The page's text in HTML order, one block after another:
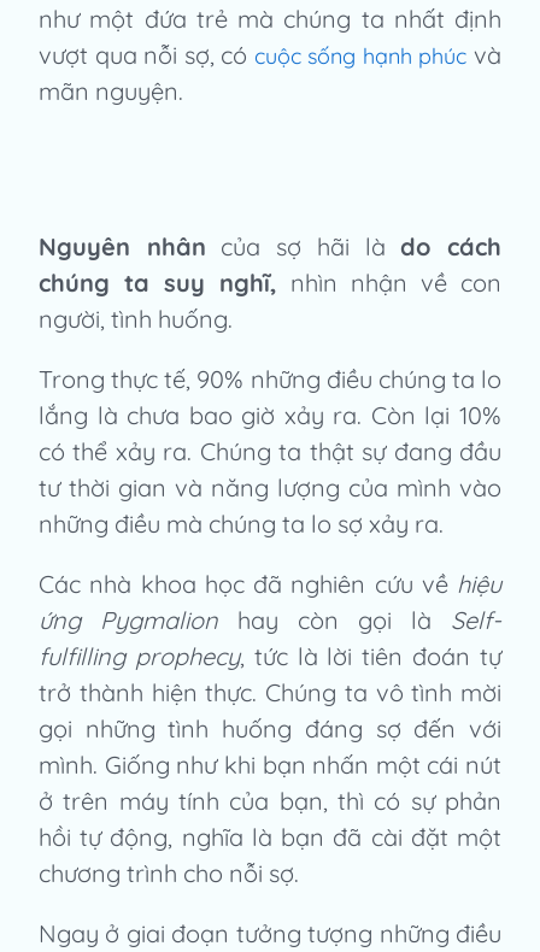
như một đứa trẻ mà chúng ta nhất định
vượt qua nỗi sợ, có cuộc sống hạnh phúc và
mãn nguyện.
Nguyên nhân của sợ hãi làdo cách
chúng ta suy nghĩ, nhìn nhận về con
người, tình huống.
Trong thực tế, 90% những điều chúng ta lo
lắng là chưa bao giờ xảy ra. Còn lại 10%
có thể xảy ra. Chúng ta thật sự đang đầu
tư thời gian và năng lượng của mình vào
những điều mà chúng ta lo sợ xảy ra.
Các nhà khoa học đã nghiên cứu vềhiệu
ứng Pygmalion hay còn gọi là Self-
fulfilling prophecy, tức là lời tiên đoán tự
trở thành hiện thực. Chúng ta vô tình mời
gọi những tình huống đáng sợ đến với
mình. Giống như khi bạn nhấn một cái nút
ở trên máy tính của bạn, thì có sự phản
hồi tự động, nghĩa là bạn đã cài đặt một
chương trình cho nỗi sợ.
Ngay ở giai đoạn tưởng tượng những điều